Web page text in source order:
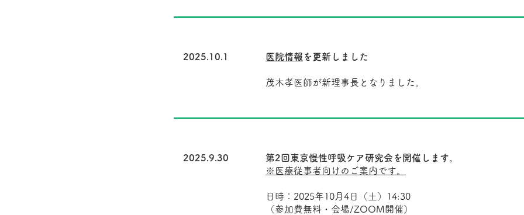
2025.10.1 医院情報 を更新しました
茂木孝医師が新理事長となりました。
2025.9.30
第2回東京慢性呼吸ケア研究会を開催します。
※医療従事者向けのご案内です。
日時：2025年10月4日（土）14:30
（参加費無料・会場/ZOOM開催）